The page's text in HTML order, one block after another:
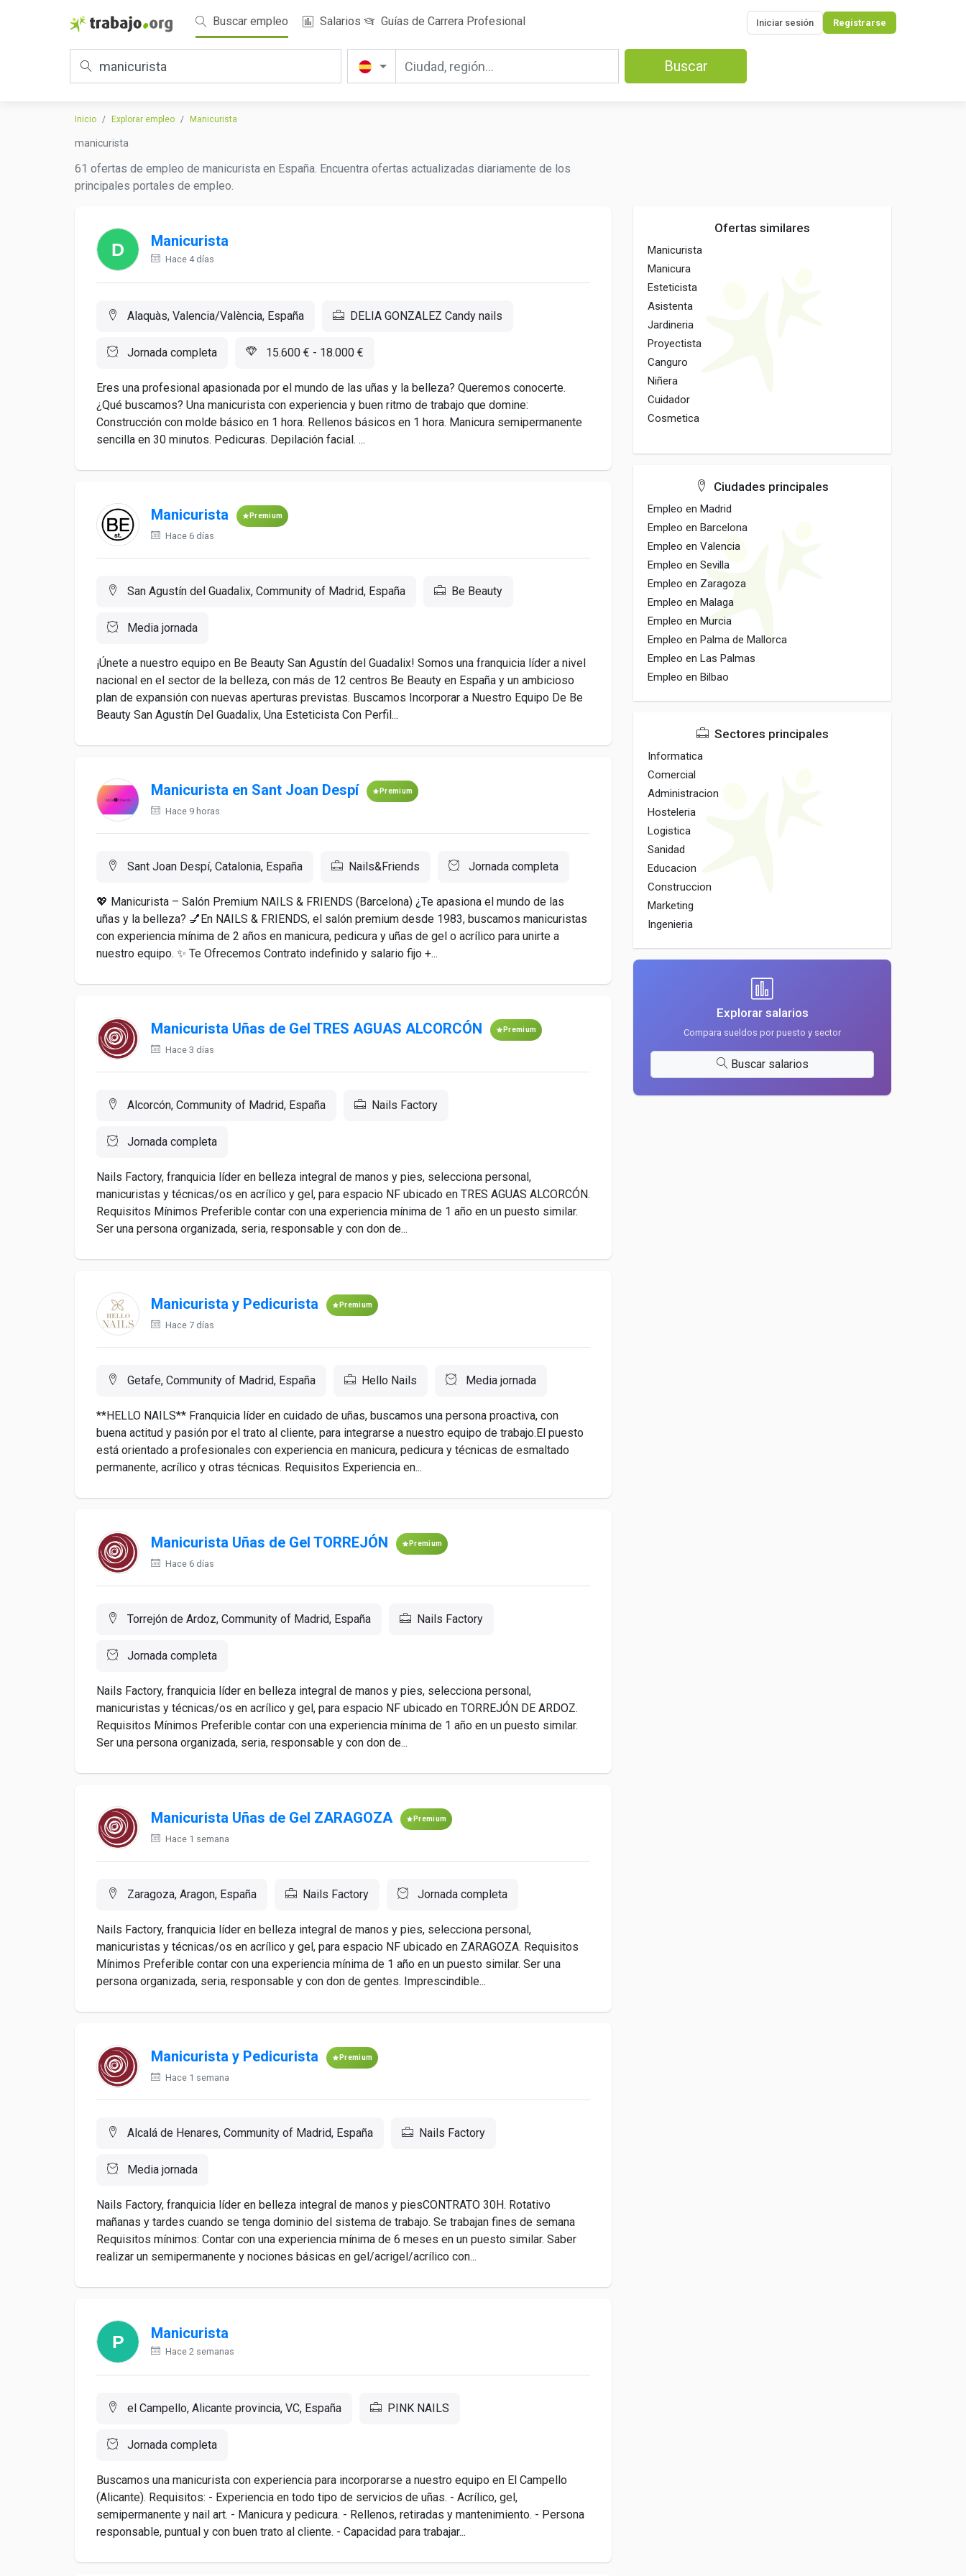
Buscar empleo Salarios Guías de Carrera Profesional Iniciar sesión Registrarse
Buscar
Inicio Explorar empleo Manicurista
manicurista
61 ofertas de empleo de manicurista en España. Encuentra ofertas actualizadas diariamente de los
principales portales de empleo.
Manicurista
Hace 4 días
Alaquàs, Valencia/València, España DELIA GONZALEZ Candy nails
Jornada completa 15.600 € - 18.000 €
Eres una profesional apasionada por el mundo de las uñas y la belleza? Queremos conocerte.
¿Qué buscamos? Una manicurista con experiencia y buen ritmo de trabajo que domine:
Construcción con molde básico en 1 hora. Rellenos básicos en 1 hora. Manicura semipermanente
sencilla en 30 minutos. Pedicuras. Depilación facial. ...
Manicurista Premium
Hace 6 días
San Agustín del Guadalix, Community of Madrid, España Be Beauty
Media jornada
¡Únete a nuestro equipo en Be Beauty San Agustín del Guadalix! Somos una franquicia líder a nivel
nacional en el sector de la belleza, con más de 12 centros Be Beauty en España y un ambicioso
plan de expansión con nuevas aperturas previstas. Buscamos Incorporar a Nuestro Equipo De Be
Beauty San Agustín Del Guadalix, Una Esteticista Con Perfil...
Manicurista en Sant Joan Despí Premium
Hace 9 horas
Sant Joan Despí, Catalonia, España Nails&Friends Jornada completa
💖 Manicurista – Salón Premium NAILS & FRIENDS (Barcelona) ¿Te apasiona el mundo de las
uñas y la belleza? 💅En NAILS & FRIENDS, el salón premium desde 1983, buscamos manicuristas
con experiencia mínima de 2 años en manicura, pedicura y uñas de gel o acrílico para unirte a
nuestro equipo. ✨ Te Ofrecemos Contrato indefinido y salario fijo +...
Manicurista Uñas de Gel TRES AGUAS ALCORCÓN Premium
Hace 3 días
Alcorcón, Community of Madrid, España Nails Factory
Jornada completa
Nails Factory, franquicia líder en belleza integral de manos y pies, selecciona personal,
manicuristas y técnicas/os en acrílico y gel, para espacio NF ubicado en TRES AGUAS ALCORCÓN.
Requisitos Mínimos Preferible contar con una experiencia mínima de 1 año en un puesto similar.
Ser una persona organizada, seria, responsable y con don de...
Manicurista y Pedicurista Premium
Hace 7 días
Getafe, Community of Madrid, España Hello Nails Media jornada
**HELLO NAILS** Franquicia líder en cuidado de uñas, buscamos una persona proactiva, con
buena actitud y pasión por el trato al cliente, para integrarse a nuestro equipo de trabajo.El puesto
está orientado a profesionales con experiencia en manicura, pedicura y técnicas de esmaltado
permanente, acrílico y otras técnicas. Requisitos Experiencia en...
Manicurista Uñas de Gel TORREJÓN Premium
Hace 6 días
Torrejón de Ardoz, Community of Madrid, España Nails Factory
Jornada completa
Nails Factory, franquicia líder en belleza integral de manos y pies, selecciona personal,
manicuristas y técnicas/os en acrílico y gel, para espacio NF ubicado en TORREJÓN DE ARDOZ.
Requisitos Mínimos Preferible contar con una experiencia mínima de 1 año en un puesto similar.
Ser una persona organizada, seria, responsable y con don de...
Manicurista Uñas de Gel ZARAGOZA Premium
Hace 1 semana
Zaragoza, Aragon, España Nails Factory Jornada completa
Nails Factory, franquicia líder en belleza integral de manos y pies, selecciona personal,
manicuristas y técnicas/os en acrílico y gel, para espacio NF ubicado en ZARAGOZA. Requisitos
Mínimos Preferible contar con una experiencia mínima de 1 año en un puesto similar. Ser una
persona organizada, seria, responsable y con don de gentes. Imprescindible...
Manicurista y Pedicurista Premium
Hace 1 semana
Alcalá de Henares, Community of Madrid, España Nails Factory
Media jornada
Nails Factory, franquicia líder en belleza integral de manos y piesCONTRATO 30H. Rotativo
mañanas y tardes cuando se tenga dominio del sistema de trabajo. Se trabajan fines de semana
Requisitos mínimos: Contar con una experiencia mínima de 6 meses en un puesto similar. Saber
realizar un semipermanente y nociones básicas en gel/acrigel/acrílico con...
Manicurista
Hace 2 semanas
el Campello, Alicante provincia, VC, España PINK NAILS
Jornada completa
Buscamos una manicurista con experiencia para incorporarse a nuestro equipo en El Campello
(Alicante). Requisitos: - Experiencia en todo tipo de servicios de uñas. - Acrílico, gel,
semipermanente y nail art. - Manicura y pedicura. - Rellenos, retiradas y mantenimiento. - Persona
responsable, puntual y con buen trato al cliente. - Capacidad para trabajar...
Ofertas similares
Manicurista
Manicura
Esteticista
Asistenta
Jardineria
Proyectista
Canguro
Niñera
Cuidador
Cosmetica
Ciudades principales
Empleo en Madrid
Empleo en Barcelona
Empleo en Valencia
Empleo en Sevilla
Empleo en Zaragoza
Empleo en Malaga
Empleo en Murcia
Empleo en Palma de Mallorca
Empleo en Las Palmas
Empleo en Bilbao
Sectores principales
Informatica
Comercial
Administracion
Hosteleria
Logistica
Sanidad
Educacion
Construccion
Marketing
Ingenieria
Explorar salarios
Compara sueldos por puesto y sector
Buscar salarios